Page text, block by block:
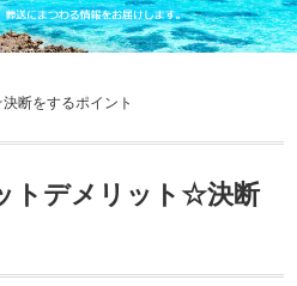
断をするポイント
トデメリット☆決断